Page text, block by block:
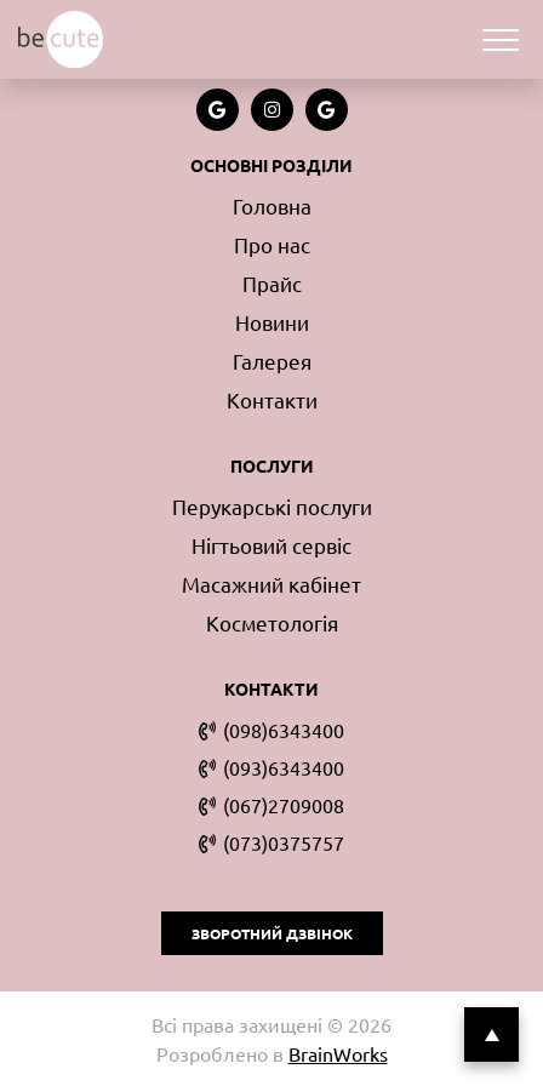
Естетична гінекологія
Естетична гінекологія
ОСНОВНІ РОЗДІЛИ
Головна
Про нас
Прайс
Новини
Галерея
Контакти
ПОСЛУГИ
Перукарські послуги
Нігтьовий сервіс
Масажний кабінет
Косметологія
КОНТАКТИ
(098)6343400
(093)6343400
(067)2709008
(073)0375757
ЗВОРОТНИЙ ДЗВІНОК
Всі права захищені © 2026
Розроблено в BrainWorks